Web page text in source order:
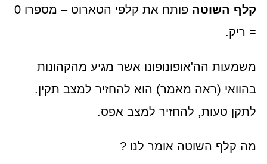
קלף השוטה
פותח את קלפי הטארוט – מספרו 0
= ריק.
משמעות הה'אופונופונו אשר מגיע מהקהונות
בהוואי (ראה מאמר) הוא להחזיר למצב תקין.
לתקן טעות, להחזיר למצב אפס.
מה קלף השוטה אומר לנו ?